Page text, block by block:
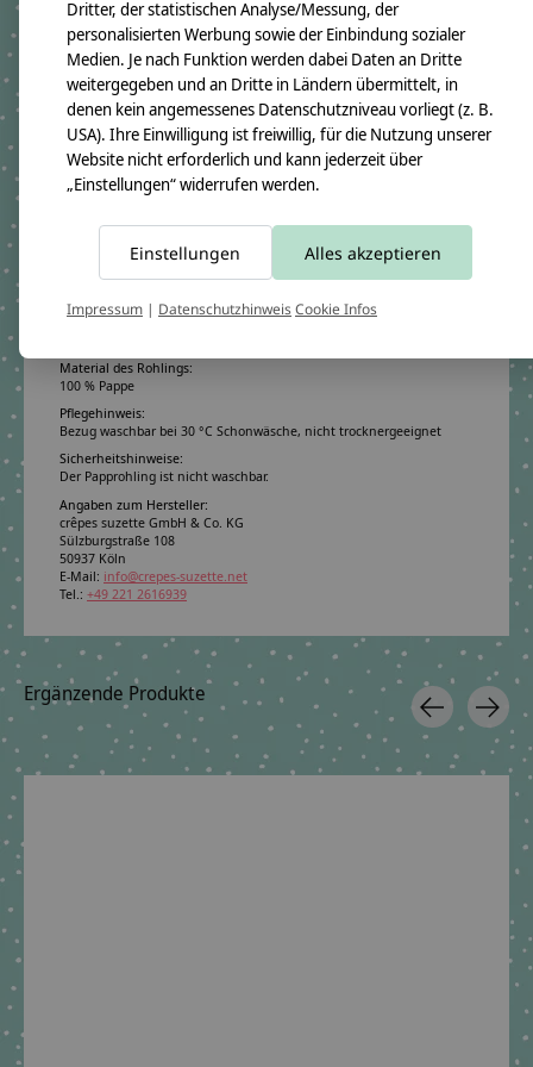
individuell möglich.
Hilfe beim Nähen:
PDF-Nähanleitung
Video-Anleitung
Produktangaben:
Nähset Dolphin Finja
GTIN:4250608122093
Höhe ca. 100 cm
Rohlingmaß:
Höhe 70 cm
Bezugmaterial:
Material des Rohlings:
100 % Pappe
Pflegehinweis:
Bezug waschbar bei 30 °C Schonwäsche, nicht trocknergeeignet
Sicherheitshinweise:
Der Papprohling ist nicht waschbar.
Angaben zum Hersteller:
crêpes suzette GmbH & Co. KG
Sülzburgstraße 108
50937 Köln
E-Mail: info@crepes-suzette.net
Tel.: +49 221 2616939
Ergänzende Produkte
Carousel items
Nähset
Pegasus Liv |
Dritter, der statistischen Analyse/Messung, der
personalisierten Werbung sowie der Einbindung sozialer
Medien. Je nach Funktion werden dabei Daten an Dritte
weitergegeben und an Dritte in Ländern übermittelt, in
denen kein angemessenes Datenschutzniveau vorliegt (z. B.
USA). Ihre Einwilligung ist freiwillig, für die Nutzung unserer
Website nicht erforderlich und kann jederzeit über
„Einstellungen“ widerrufen werden.
Einstellungen Alles akzeptieren
Impressum | DatenschutzhinweisCookie Infos